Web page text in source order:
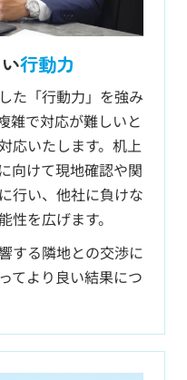
行動力
た「行動力」を強み
雑で対応が難しいと
応いたします。机上
向けて現地確認や関
行い、他社に負けな
性を広げます。
する隣地との交渉に
てより良い結果につ